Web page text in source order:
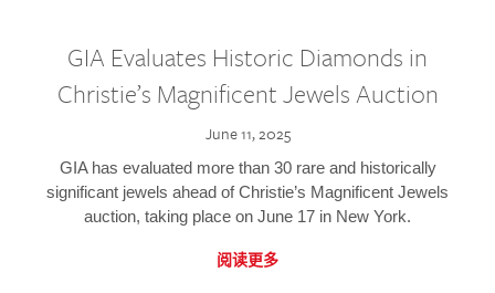
GIA Evaluates Historic Diamonds in
Christie’s Magnificent Jewels Auction
June 11, 2025
GIA has evaluated more than 30 rare and historically
significant jewels ahead of Christie’s Magnificent Jewels
auction, taking place on June 17 in New York.
阅读更多